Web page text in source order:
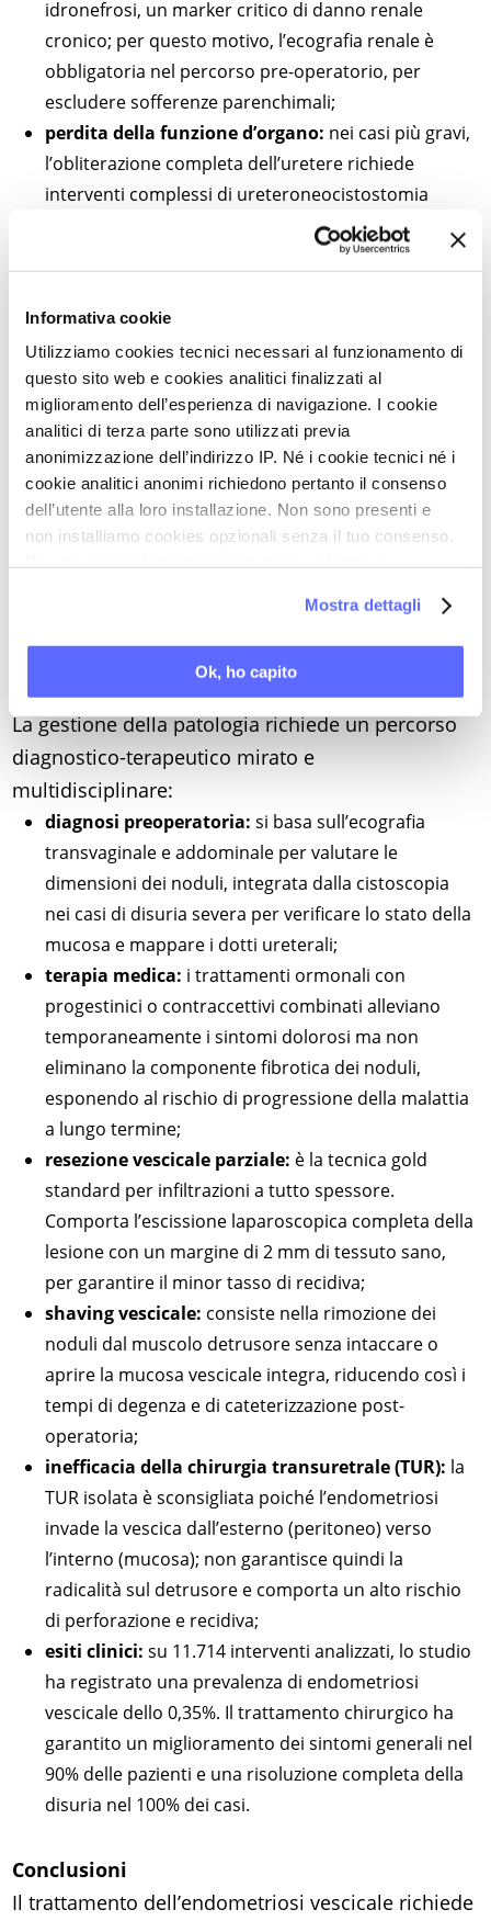
Informativa cookie
Utilizziamo cookies tecnici necessari al funzionamento di
questo sito web e cookies analitici finalizzati al
miglioramento dell’esperienza di navigazione. I cookie
analitici di terza parte sono utilizzati previa
anonimizzazione dell’indirizzo IP. Né i cookie tecnici né i
cookie analitici anonimi richiedono pertanto il consenso
dell’utente alla loro installazione. Non sono presenti e
non installiamo cookies opzionali senza il tuo consenso.
Mostra dettagli
Ok, ho capito
idronefrosi, un marker critico di danno renale
cronico; per questo motivo, l’ecografia renale è
obbligatoria nel percorso pre-operatorio, per
escludere sofferenze parenchimali;
perdita della funzione d’organo: nei casi più gravi,
l’obliterazione completa dell’uretere richiede
interventi complessi di ureteroneocistostomia
(reimpianto ureterale) per salvare il rene da atrofia
cicatrizzazione tissutale possono causare
complicanze tardive, come la stenosi ureterale
(riscontrata dopo la resezione di noduli ampi), che
richiedono reinterventi urologici di revisione;
utilizzo preventivo di stent:se il nodulo è vicino al
trigono (distanza <2 cm) o supera i 3-4 cm, è
indicato il posizionamento di stent ureterali a
doppio J (D-J) per proteggere le vie urinarie
dall’edema post-operatorio, bilanciando il beneficio
con il rischio di infezioni urinarie ascendenti.
Diagnosi, opzioni terapeutiche e risultati
chirurgici
La gestione della patologia richiede un percorso
diagnostico-terapeutico mirato e
multidisciplinare:
diagnosi preoperatoria: si basa sull’ecografia
transvaginale e addominale per valutare le
dimensioni dei noduli, integrata dalla cistoscopia
nei casi di disuria severa per verificare lo stato della
mucosa e mappare i dotti ureterali;
terapia medica: i trattamenti ormonali con
progestinici o contraccettivi combinati alleviano
temporaneamente i sintomi dolorosi ma non
eliminano la componente fibrotica dei noduli,
esponendo al rischio di progressione della malattia
a lungo termine;
resezione vescicale parziale: è la tecnica gold
standard per infiltrazioni a tutto spessore.
Comporta l’escissione laparoscopica completa della
lesione con un margine di 2 mm di tessuto sano,
per garantire il minor tasso di recidiva;
shaving vescicale: consiste nella rimozione dei
noduli dal muscolo detrusore senza intaccare o
aprire la mucosa vescicale integra, riducendo così i
tempi di degenza e di cateterizzazione post-
operatoria;
inefficacia della chirurgia transuretrale (TUR): la
TUR isolata è sconsigliata poiché l’endometriosi
invade la vescica dall’esterno (peritoneo) verso
l’interno (mucosa); non garantisce quindi la
radicalità sul detrusore e comporta un alto rischio
di perforazione e recidiva;
esiti clinici: su 11.714 interventi analizzati, lo studio
ha registrato una prevalenza di endometriosi
vescicale dello 0,35%. Il trattamento chirurgico ha
garantito un miglioramento dei sintomi generali nel
90% delle pazienti e una risoluzione completa della
disuria nel 100% dei casi.
Conclusioni
Il trattamento dell’endometriosi vescicale richiede